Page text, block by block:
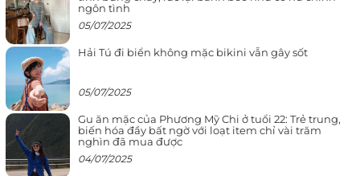
ngôn tình
05/07/2025
Hải Tú đi biển không mặc bikini vẫn gây sốt
05/07/2025
Gu ăn mặc của Phương Mỹ Chi ở tuổi 22: Trẻ trung,
biến hóa đầy bất ngờ với loạt item chỉ vài trăm
nghìn đã mua được
04/07/2025